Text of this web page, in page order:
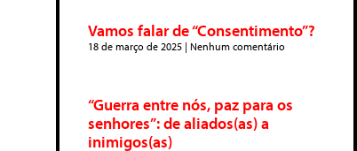
Vamos falar de “Consentimento”?
18 de março de 2025 Nenhum comentário
“Guerra entre nós, paz para os
senhores”: de aliados(as) a
inimigos(as)